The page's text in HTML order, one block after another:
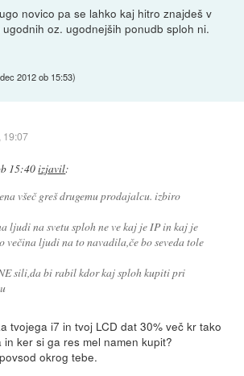
novico pa se lahko kaj hitro znajdeš v
oz. ugodnejših ponudb sploh ni.
2012 ob 15:53)
19:07
15:40izjavil:
všeč greš drugemu prodajalcu. izbiro
ljudi na svetu sploh ne ve kaj je IP in kaj je
večina ljudi na to navadila,če bo seveda tole
sili,da bi rabil kdor kaj sploh kupiti pri
tvojega i7 in tvoj LCD dat 30% več kr tako
ker si ga res mel namen kupit?
okrog tebe.